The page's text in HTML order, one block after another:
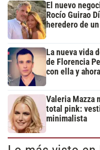
El nuevo
Rocío Guirao
heredero de
La nueva vida
de Florencia
con ella y
Valeria Mazza
total pink:
minimalista